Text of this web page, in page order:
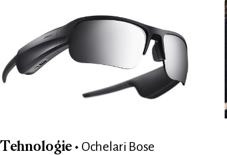
Tehnologie
Ochelari Bose